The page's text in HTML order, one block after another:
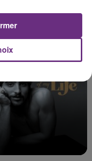
est contraint de